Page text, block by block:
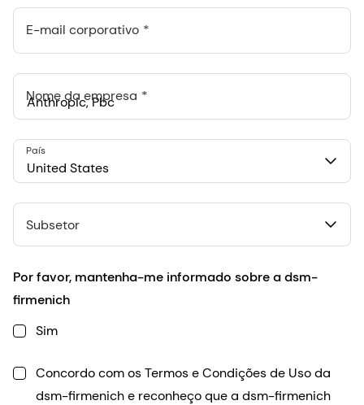
E-mail corporativo
Nome da empresa
548 Market St Pmb 90375, San Francisco, California, US
United States
País
Subsetor
Por favor, mantenha-me informado sobre a dsm-
firmenich
Sim
Concordo com os Termos e Condições de Uso da
dsm-firmenich e reconheço que a dsm-firmenich